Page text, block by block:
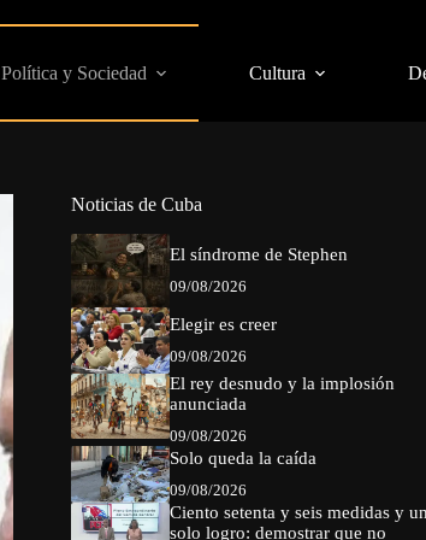
Política y Sociedad Cultura
Noticias de Cuba
El síndrome de Stephen
09/08/2026
Elegir es creer
09/08/2026
El rey desnudo y la implosión
anunciada
09/08/2026
Solo queda la caída
09/08/2026
Ciento setenta y seis medidas y un
solo logro: demostrar que no